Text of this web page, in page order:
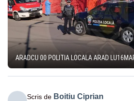
ARADCU 00 POLITIA LOCALA ARAD
Scris de Boitiu Ciprian